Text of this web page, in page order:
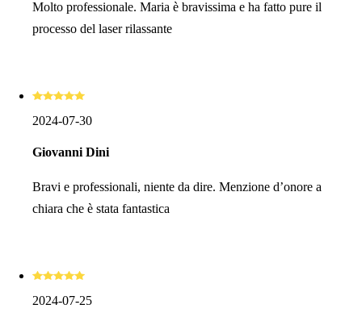
Molto professionale. Maria è bravissima e ha fatto pure il
processo del laser rilassante
2024-07-30
Giovanni Dini
Bravi e professionali, niente da dire. Menzione d’onore a
chiara che è stata fantastica
2024-07-25